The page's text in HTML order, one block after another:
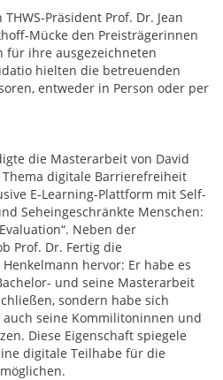
Präsident Prof. Dr. Jean
Mücke den Preisträgerinnen
für ihre ausgezeichneten
hielten die betreuenden
entweder in Person oder per
die Masterarbeit von David
digitale Barrierefreiheit
E-Learning-Plattform mit Self-
Seheingeschränkte Menschen:
Neben der
Prof. Dr. Fertig die
hervor: Er habe es
und seine Masterarbeit
sondern habe sich
seine Kommilitoninnen und
Diese Eigenschaft spiegele
digitale Teilhabe für die